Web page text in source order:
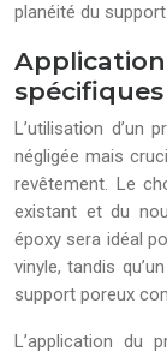
planéité du support.
Application
spécifiques
L’utilisation d’un
négligée mais
revêtement. Le
existant et du
époxy sera idéal
vinyle, tandis
support poreux
L’application du